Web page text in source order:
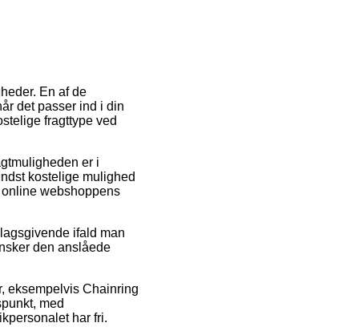
En af de
det passer ind i din
fragttype ved
er i
kostelige mulighed
webshoppens
ifald man
den anslåede
eksempelvis Chainring
med
har fri.